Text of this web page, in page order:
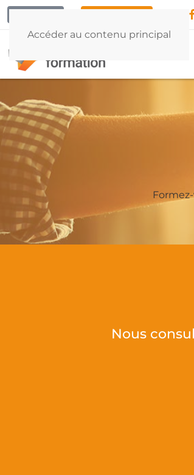
Accéder au contenu principal
Nous